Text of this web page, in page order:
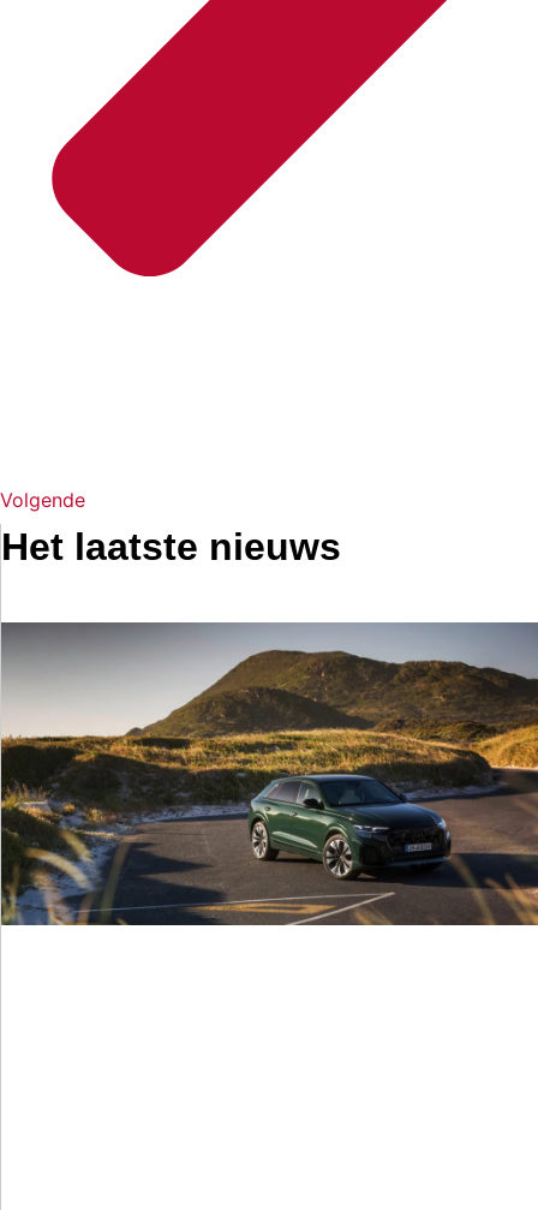
Volgende
Het laatste nieuws